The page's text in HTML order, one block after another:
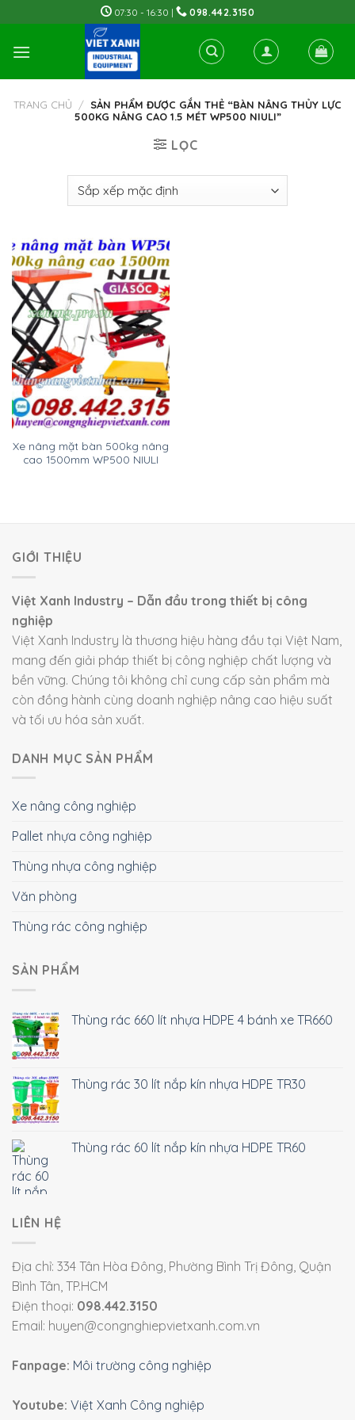
to
content
07:30 - 16:30 | 098.442.3150
TRANG CHỦ / SẢN PHẨM ĐƯỢC GẮN THẺ “BÀN NÂNG THỦY LỰC
500KG NÂNG CAO 1.5 MÉT WP500 NIULI”
LỌC
Xe nâng mặt bàn 500kg nâng
cao 1500mm WP500 NIULI
GIỚI THIỆU
Việt Xanh Industry – Dẫn đầu trong thiết bị công
nghiệp
Việt Xanh Industry là thương hiệu hàng đầu tại Việt Nam,
mang đến giải pháp thiết bị công nghiệp chất lượng và
bền vững. Chúng tôi không chỉ cung cấp sản phẩm mà
còn đồng hành cùng doanh nghiệp nâng cao hiệu suất
và tối ưu hóa sản xuất.
DANH MỤC SẢN PHẨM
Xe nâng công nghiệp
Pallet nhựa công nghiệp
Thùng nhựa công nghiệp
Văn phòng
Thùng rác công nghiệp
SẢN PHẨM
Thùng rác 660 lít nhựa HDPE 4 bánh xe TR660
Thùng rác 30 lít nắp kín nhựa HDPE TR30
Thùng rác 60 lít nắp kín nhựa HDPE TR60
LIÊN HỆ
Địa chỉ: 334 Tân Hòa Đông, Phường Bình Trị Đông, Quận
Bình Tân, TP.HCM
Điện thoại: 098.442.3150
Email: huyen@congnghiepvietxanh.com.vn
Fanpage: Môi trường công nghiệp
Youtube: Việt Xanh Công nghiệp